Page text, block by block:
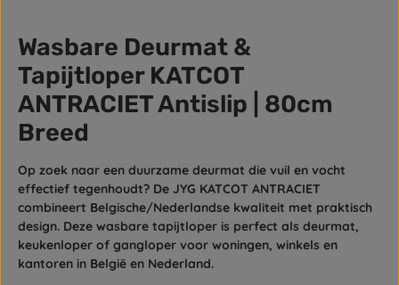
Wasbare Deurmat &
Tapijtloper KATCOT
ANTRACIET Antislip | 80cm
Breed
Op zoek naar een duurzame deurmat die vuil en vocht
effectief tegenhoudt? De JYG KATCOT ANTRACIET
combineert Belgische/Nederlandse kwaliteit met praktisch
design. Deze wasbare tapijtloper is perfect als deurmat,
keukenloper of gangloper voor woningen, winkels en
kantoren in België en Nederland.